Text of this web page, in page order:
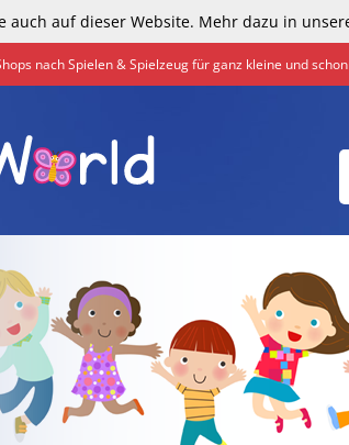
auch auf dieser Website. Mehr dazu in
nach Spielen & Spielzeug für ganz kleine und